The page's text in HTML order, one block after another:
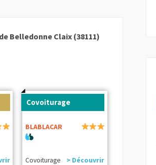
Belledonne Claix (38111)
Covoiturage
BLABLACAR
Covoiturage
> Découvrir